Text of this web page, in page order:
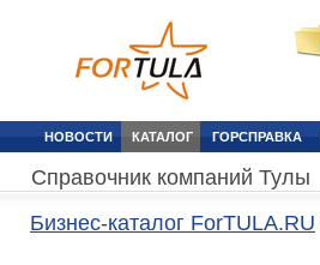
НОВОСТИ КАТАЛОГ ГОРСПРАВКА
Справочник компаний Тулы
Бизнес-каталог ForTULA.RU